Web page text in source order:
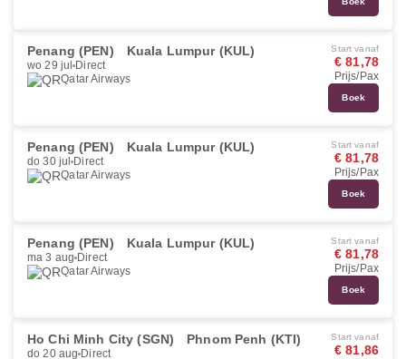
Penang (PEN) Kuala Lumpur (KUL)
wo 29 jul Direct
Qatar Airways
Start vanaf
€ 81,78
Prijs/Pax
Boek
Penang (PEN) Kuala Lumpur (KUL)
do 30 jul Direct
Qatar Airways
Start vanaf
€ 81,78
Prijs/Pax
Boek
Penang (PEN) Kuala Lumpur (KUL)
ma 3 aug Direct
Qatar Airways
Start vanaf
€ 81,78
Prijs/Pax
Boek
Ho Chi Minh City (SGN) Phnom Penh (KTI)
do 20 aug Direct
Start vanaf
€ 81,86